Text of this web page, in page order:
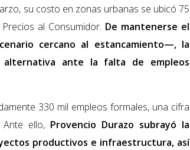
su costo en zonas urbanas se ubicó 75
al Consumidor. De mantenerse el
cercano al estancamiento—, la
alternativa ante la falta de empleos
330 mil empleos formales, una cifra
ello, Provencio Durazo subrayó la
productivos e infraestructura, así